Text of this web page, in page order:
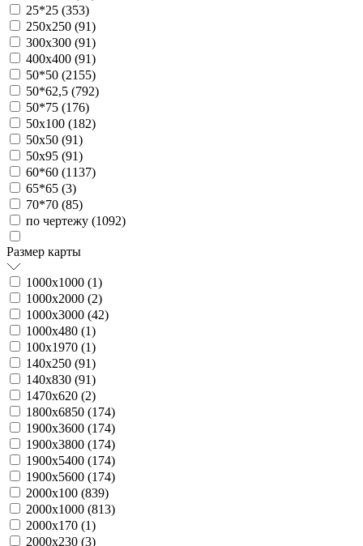
25*25 (353)
250х250 (91)
300х300 (91)
400х400 (91)
50*50 (2155)
50*62,5 (792)
50*75 (176)
50х100 (182)
50х50 (91)
50х95 (91)
60*60 (1137)
65*65 (3)
70*70 (85)
по чертежу (1092)
Размер карты
1000х1000 (1)
1000х2000 (2)
1000х3000 (42)
1000х480 (1)
100х1970 (1)
140х250 (91)
140х830 (91)
1470х620 (2)
1800х6850 (174)
1900х3600 (174)
1900х3800 (174)
1900х5400 (174)
1900х5600 (174)
2000х100 (839)
2000х1000 (813)
2000х170 (1)
2000х230 (3)